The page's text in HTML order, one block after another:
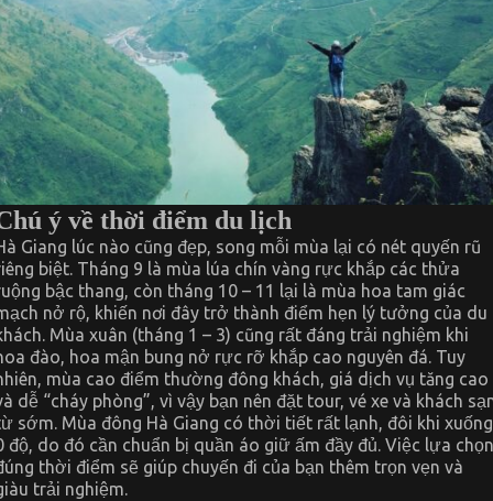
ý về thời điểm du lịch
Giang lúc nào cũng đẹp, song mỗi mùa lại có nét quyến rũ
biệt. Tháng 9 là mùa lúa chín vàng rực khắp các thửa
bậc thang, còn tháng 10 – 11 lại là mùa hoa tam giác
nở rộ, khiến nơi đây trở thành điểm hẹn lý tưởng của du
Mùa xuân (tháng 1 – 3) cũng rất đáng trải nghiệm khi
đào, hoa mận bung nở rực rỡ khắp cao nguyên đá. Tuy
mùa cao điểm thường đông khách, giá dịch vụ tăng cao
dễ “cháy phòng”, vì vậy bạn nên đặt tour, vé xe và khách
sớm. Mùa đông Hà Giang có thời tiết rất lạnh, đôi khi xuống
độ, do đó cần chuẩn bị quần áo giữ ấm đầy đủ. Việc lựa chọn
thời điểm sẽ giúp chuyến đi của bạn thêm trọn vẹn và
trải nghiệm.